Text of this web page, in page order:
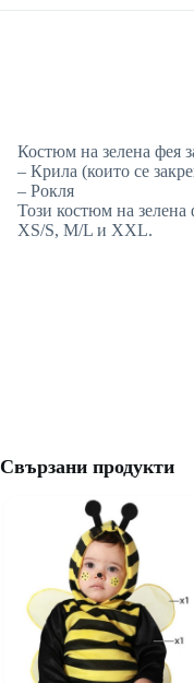
Костюм на зелена фея
– Крила (които се
– Рокля
Този костюм на зелена
XS/S, M/L и XXL.
Свързани продукти